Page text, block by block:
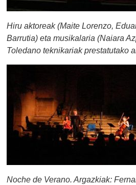
Hiru aktoreak (Maite Lorenzo,
Barrutia) eta musikalaria (Naiara
Toledano teknikariak prestatutako
Noche de Verano. Argazkiak: